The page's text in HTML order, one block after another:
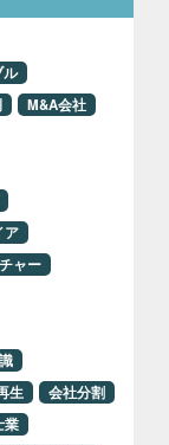
ル
M&A会社
ア
ャー
生
会社分割
業